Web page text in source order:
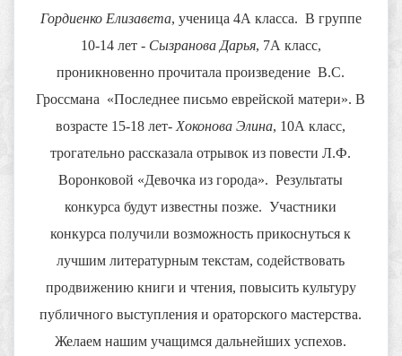
Гордиенко Елизавета, ученица 4А класса. В группе
10-14 лет - Сызранова Дарья, 7А класс,
проникновенно прочитала произведение В.С.
Гроссмана «Последнее письмо еврейской матери». В
возрасте 15-18 лет- Хоконова Элина, 10А класс,
трогательно рассказала отрывок из повести Л.Ф.
Воронковой «Девочка из города». Результаты
конкурса будут известны позже. Участники
конкурса получили возможность прикоснуться к
лучшим литературным текстам, содействовать
продвижению книги и чтения, повысить культуру
публичного выступления и ораторского мастерства.
Желаем нашим учащимся дальнейших успехов.